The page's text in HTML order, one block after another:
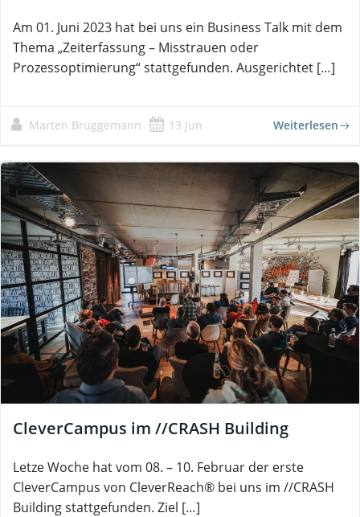
Am 01. Juni 2023 hat bei uns ein Business Talk mit dem
Thema „Zeiterfassung – Misstrauen oder
Prozessoptimierung“ stattgefunden. Ausgerichtet […]
Marten Brüggemann 13 Jun Weiterlesen
CleverCampus im //CRASH Building
Letze Woche hat vom 08. – 10. Februar der erste
CleverCampus von CleverReach® bei uns im //CRASH
Building stattgefunden. Ziel […]